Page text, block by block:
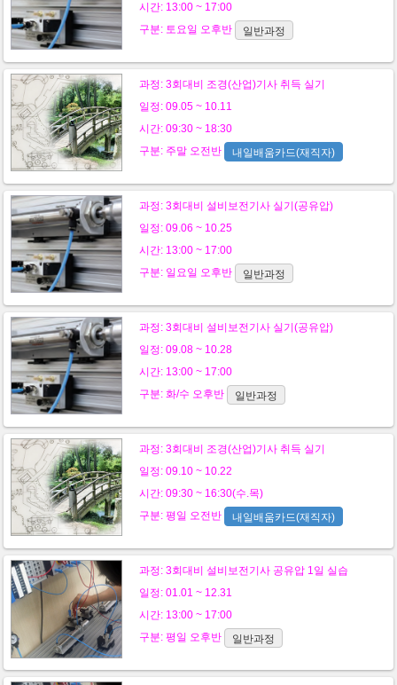
시간: 13:00 ~ 17:00
구분: 토요일 오후반 일반과정
과정: 3회대비 조경(산업)기사 취득 실기
일정: 09.05 ~ 10.11
시간: 09:30 ~ 18:30
구분: 주말 오전반 내일배움카드(재직자)
과정: 3회대비 설비보전기사 실기(공유압)
일정: 09.06 ~ 10.25
시간: 13:00 ~ 17:00
구분: 일요일 오후반 일반과정
과정: 3회대비 설비보전기사 실기(공유압)
일정: 09.08 ~ 10.28
시간: 13:00 ~ 17:00
구분: 화/수 오후반 일반과정
과정: 3회대비 조경(산업)기사 취득 실기
일정: 09.10 ~ 10.22
시간: 09:30 ~ 16:30(수.목)
구분: 평일 오전반 내일배움카드(재직자)
과정: 3회대비 설비보전기사 공유압 1일 실습
일정: 01.01 ~ 12.31
시간: 13:00 ~ 17:00
구분: 평일 오후반 일반과정